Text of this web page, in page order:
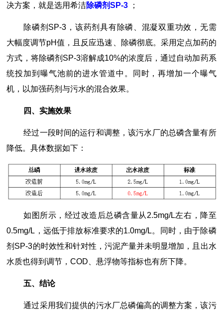
决方案，就是选用希洁除磷剂SP-3 ；
除磷剂SP-3，该药剂具有除磷、混凝双重功效，无需
大幅度调节pH值，且反应迅速、除磷彻底。采用定点加药的
方式，将除磷剂SP-3溶解成10%的浓度后，通过自动加药系
统投加到曝气池前的进水管道中。同时，再增加一个曝气
机，以加强药剂与污水的混合效果。
四、实施效果
经过一段时间的运行和调整，该污水厂的总磷含量有所
降低。具体数据如下：
如图所示，经过改造后总磷含量从2.5mg/L左右，降至
0.5mg/L，远低于排放标准要求的1.0mg/L。同时，由于除磷
剂SP-3的时效性和针对性，污泥产量并未明显增加，且出水
水质也得到调节，COD、悬浮物等指标也有所下降。
五、结论
通过采用我们提供的污水厂总磷偏高的调整方案，该污